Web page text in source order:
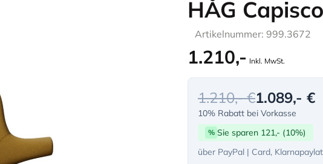
HÅG
Artikelnummer: 999.3672
1.210,- Inkl. MwSt.
1.210,- €1.089,- €
10% Rabatt bei Vorkasse
% Sie sparen 121,- (10%)
über PayPal | Card,